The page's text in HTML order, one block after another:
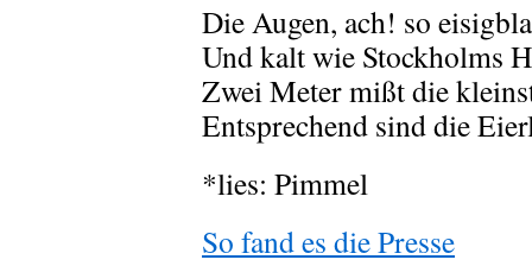
Die Augen, ach! so
Und kalt wie Stockholms
Zwei Meter mißt die
Entsprechend sind die
*lies: Pimmel
So fand es die Presse